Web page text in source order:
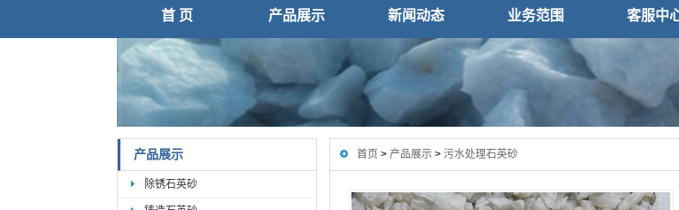
首 页 产品展示 新闻动态 业务范围 客服中
产品展示
除锈石英砂
首页 > 产品展示 > 污水处理石英砂